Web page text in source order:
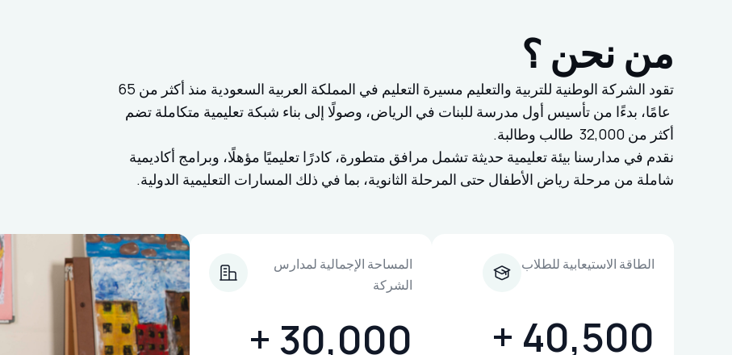
من نحن ؟
تقود الشركة الوطنية للتربية والتعليم مسيرة التعليم في المملكة العربية السعودية منذ أكثر من 65
عامًا، بدءًا من تأسيس أول مدرسة للبنات في الرياض، وصولًا إلى بناء شبكة تعليمية متكاملة تضم
أكثر من 32,000 طالب وطالبة.
نقدم في مدارسنا بيئة تعليمية حديثة تشمل مرافق متطورة، كادرًا تعليميًا مؤهلًا، وبرامج أكاديمية
شاملة من مرحلة رياض الأطفال حتى المرحلة الثانوية، بما في ذلك المسارات التعليمية الدولية.
الطاقة الاستيعابية للطلاب
40,500 +
المساحة الإجمالية لمدارس
الشركة
30,000 +